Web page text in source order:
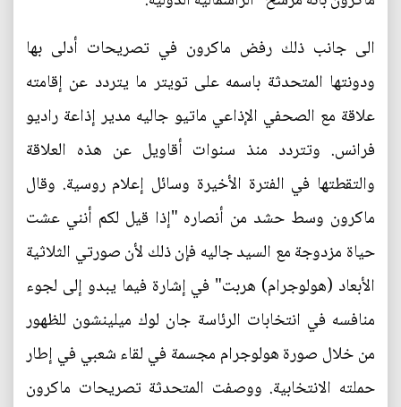
الى جانب ذلك رفض ماكرون في تصريحات أدلى بها
ودونتها المتحدثة باسمه على تويتر ما يتردد عن إقامته
علاقة مع الصحفي الإذاعي ماتيو جاليه مدير إذاعة راديو
فرانس. وتتردد منذ سنوات أقاويل عن هذه العلاقة
والتقطتها في الفترة الأخيرة وسائل إعلام روسية. وقال
ماكرون وسط حشد من أنصاره "إذا قيل لكم أنني عشت
حياة مزدوجة مع السيد جاليه فإن ذلك لأن صورتي الثلاثية
الأبعاد (هولوجرام) هربت" في إشارة فيما يبدو إلى لجوء
منافسه في انتخابات الرئاسة جان لوك ميلينشون للظهور
من خلال صورة هولوجرام مجسمة في لقاء شعبي في إطار
حملته الانتخابية. ووصفت المتحدثة تصريحات ماكرون